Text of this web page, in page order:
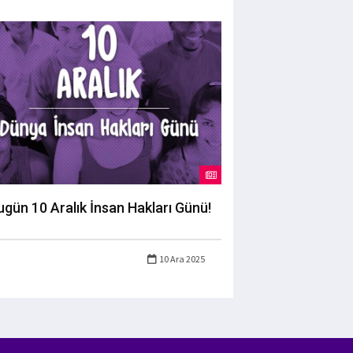
10 Aralık İnsan Hakları Günü!
10 Ara 2025